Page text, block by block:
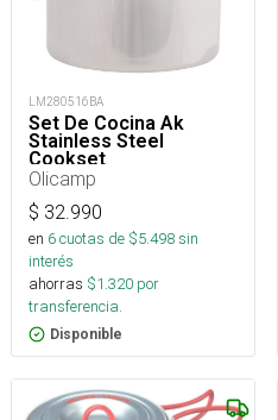
LM280516BA
Set De Cocina Ak
Stainless Steel
Cookset
Olicamp
$ 32.990
en 6cuotas de $5.498sin
interés
ahorras $1.320 por
transferencia.
Disponible